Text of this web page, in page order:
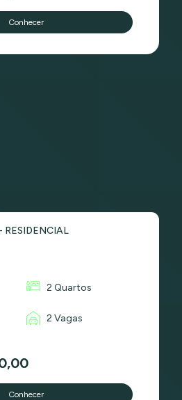
Conhecer
RESIDENCIAL
2 Quartos
2 Vagas
Conhecer